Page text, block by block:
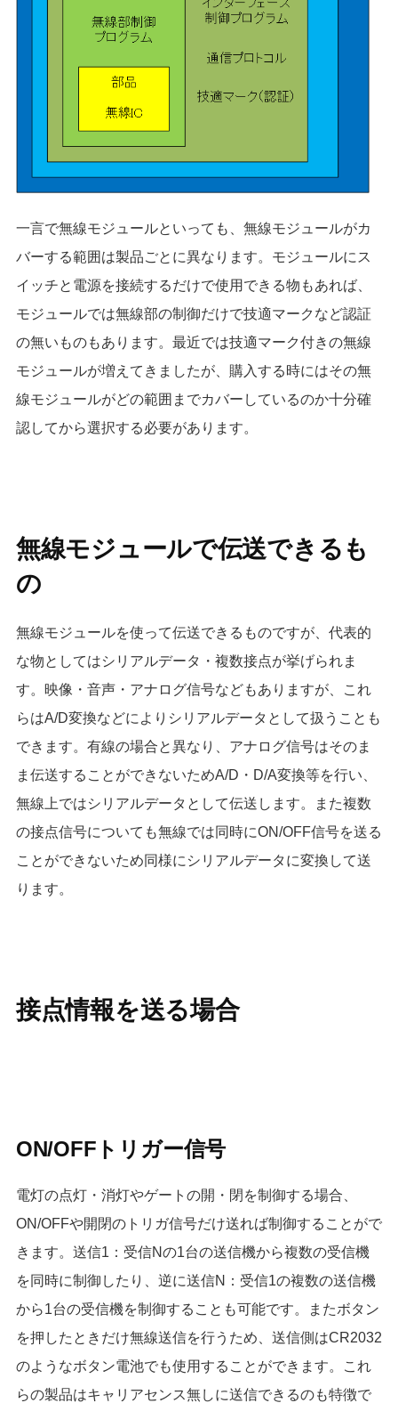
一言で無線モジュールといっても、無線モジュールがカ
バーする範囲は製品ごとに異なります。モジュールにス
イッチと電源を接続するだけで使用できる物もあれば、
モジュールでは無線部の制御だけで技適マークなど認証
の無いものもあります。最近では技適マーク付きの無線
モジュールが増えてきましたが、購入する時にはその無
線モジュールがどの範囲までカバーしているのか十分確
認してから選択する必要があります。
無線モジュールで伝送できるも
の
無線モジュールを使って伝送できるものですが、代表的
な物としてはシリアルデータ・複数接点が挙げられま
す。映像・音声・アナログ信号などもありますが、これ
らはA/D変換などによりシリアルデータとして扱うことも
できます。有線の場合と異なり、アナログ信号はそのま
ま伝送することができないためA/D・D/A変換等を行い、
無線上ではシリアルデータとして伝送します。また複数
の接点信号についても無線では同時にON/OFF信号を送る
ことができないため同様にシリアルデータに変換して送
ります。
接点情報を送る場合
ON/OFFトリガー信号
電灯の点灯・消灯やゲートの開・閉を制御する場合、
ON/OFFや開閉のトリガ信号だけ送れば制御することがで
きます。送信1：受信Nの1台の送信機から複数の受信機
を同時に制御したり、逆に送信N：受信1の複数の送信機
から1台の受信機を制御することも可能です。またボタン
を押したときだけ無線送信を行うため、送信側はCR2032
のようなボタン電池でも使用することができます。これ
らの製品はキャリアセンス無しに送信できるのも特徴で